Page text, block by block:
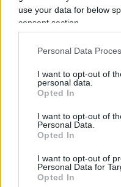
use your data for below
consent section.
Personal Data
I want to opt-out of
personal data.
Opted In
I want to opt-out of
Personal Data.
Opted In
I want to opt-out of
Personal Data for
Opted In
sarebbe andato
conseguenze ancora
nostra fonte
Quel che è certo è
ne sono
Dell’Acqua,
d’Italia, ha mostrato
ha scritto su Fb – è
giacca e scarpe,